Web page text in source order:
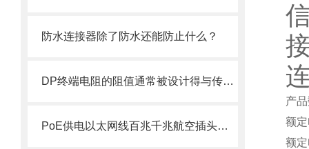
防水连接器除了防水还能防止什么？
DP终端电阻的阻值通常被设计得与传输线的特性阻抗相匹配
PoE供电以太网线百兆千兆航空插头插座防水连接器接头选型指南
产
额
额